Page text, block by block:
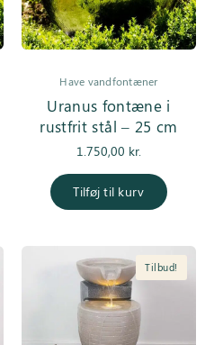
Have vandfontæner
Uranus fontæne i
rustfrit stål – 25 cm
1.750,00 kr.
Tilføj til kurv
Tilbud!